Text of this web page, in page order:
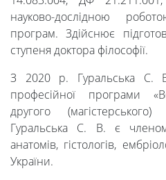
Університет
Вибори
ректора
науково-дослідною
програм. Здійснює
ступеня доктора філософії.
З 2020 р. Гуральська С.
професійної програми
другого
Гуральська С. В. є
анатомів, гістологів,
України.